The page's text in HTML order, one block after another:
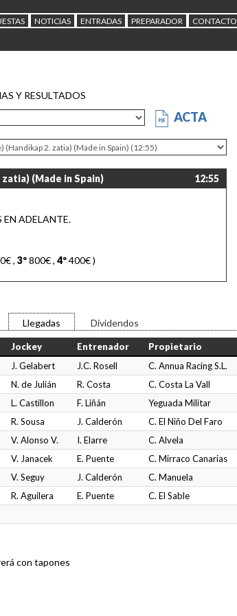
NOTICIAS ENTRADAS PREPARADOR CONTACTO
Y RESULTADOS
ACTA
(Made in Spain) 12:55
EN ADELANTE.
, 3º800€, 4º400€)
Llegadas Dividendos
Jockey Entrenador Propietario
J. Gelabert J.C. Rosell C. Annua Racing S.L.
N. de Julián R. Costa C. Costa La Vall
L. Castillon F. Liñán Yeguada Militar
R. Sousa J. Calderón C. El Niño Del Faro
V. Alonso V. I. Elarre C. Alvela
V. Janacek E. Puente C. Mirraco Canarias
V. Seguy J. Calderón C. Manuela
R. Aguilera E. Puente C. El Sable
con tapones